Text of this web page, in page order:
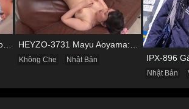
Không Che Nhật Bản
Nhật Bản